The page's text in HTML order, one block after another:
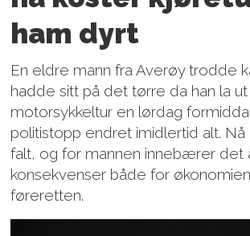
ham dyrt
En eldre mann fra Averøy trodde
hadde sitt på det tørre da han la ut
motorsykkeltur en lørdag
politistopp endret imidlertid alt.
falt, og for mannen innebærer det
konsekvenser både for
føreretten.